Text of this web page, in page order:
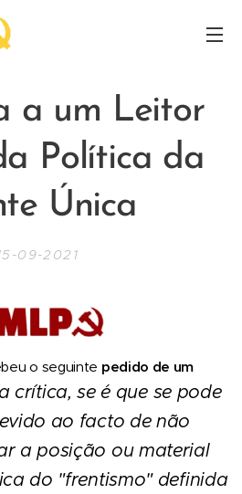
a um Leitor
Política da
Única
09-2021
o seguinte pedido de um
crítica, se é que se pode
ao facto de não
a posição ou material
do "frentismo" definida